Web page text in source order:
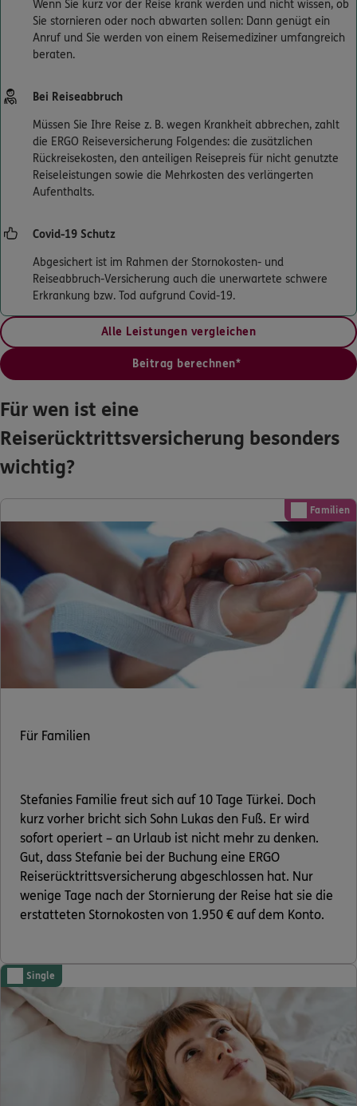
Wenn Sie kurz vor der Reise krank werden und nicht wissen, ob
Sie stornieren oder noch abwarten sollen: Dann genügt ein
Anruf und Sie werden von einem Reisemediziner umfangreich
beraten.
Bei Reiseabbruch
Müssen Sie Ihre Reise z. B. wegen Krankheit abbrechen, zahlt
die ERGO Reiseversicherung Folgendes: die zusätzlichen
Rückreisekosten, den anteiligen Reisepreis für nicht genutzte
Reiseleistungen sowie die Mehrkosten des verlängerten
Aufenthalts.
Covid-19 Schutz
Abgesichert ist im Rahmen der Stornokosten- und
Reiseabbruch-Versicherung auch die unerwartete schwere
Erkrankung bzw. Tod aufgrund Covid-19.
Alle Leistungen vergleichen
Beitrag berechnen*
Für wen ist eine
Reiserücktrittsversicherung besonders
wichtig?
Familien
Für Familien
Stefanies Familie freut sich auf 10 Tage Türkei. Doch
kurz vorher bricht sich Sohn Lukas den Fuß. Er wird
sofort operiert – an Urlaub ist nicht mehr zu denken.
Gut, dass Stefanie bei der Buchung eine ERGO
Reiserücktrittsversicherung abgeschlossen hat. Nur
wenige Tage nach der Stornierung der Reise hat sie die
erstatteten Stornokosten von 1.950 € auf dem Konto.
Single